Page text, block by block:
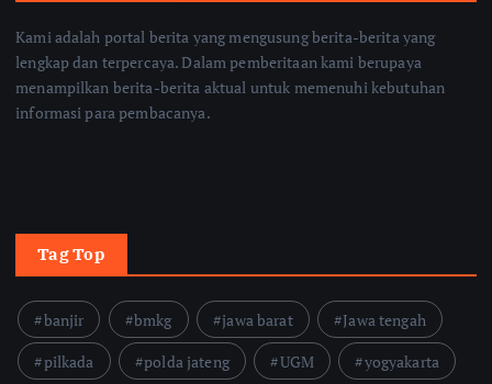
Kami adalah portal berita yang mengusung berita-berita yang
lengkap dan terpercaya. Dalam pemberitaan kami berupaya
menampilkan berita-berita aktual untuk memenuhi kebutuhan
informasi para pembacanya.
Tag Top
banjir bmkg jawa barat
Jawa tengah
pilkada
polda jateng UGM yogyakarta